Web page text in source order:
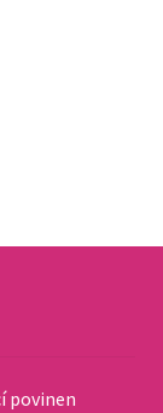
povinen